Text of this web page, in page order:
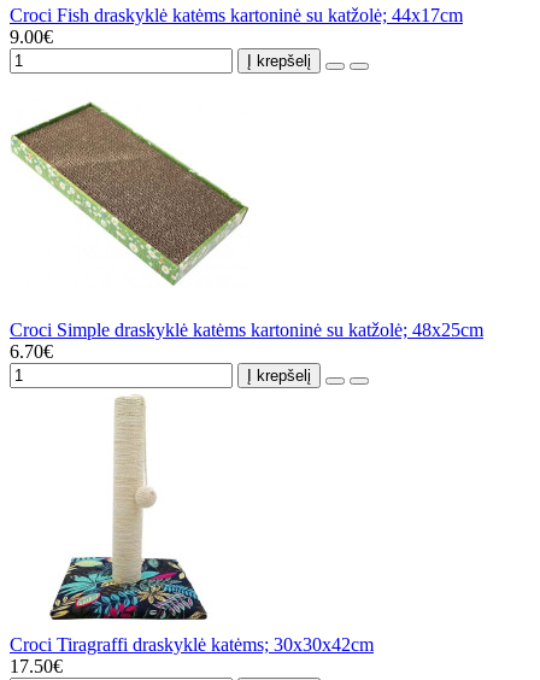
Croci Fish draskyklė katėms kartoninė su katžolė; 44x17cm
9.00€
Į krepšelį
Croci Simple draskyklė katėms kartoninė su katžolė; 48x25cm
6.70€
Į krepšelį
Croci Tiragraffi draskyklė katėms; 30x30x42cm
17.50€